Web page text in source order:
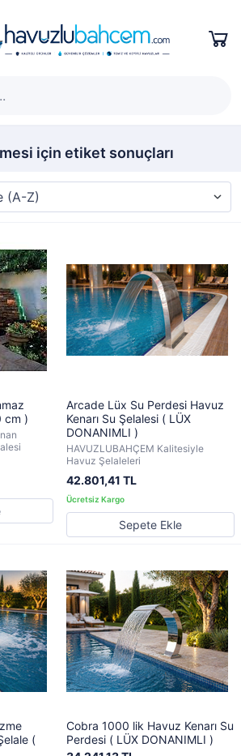
için etiket sonuçları
cm )
Arcade Lüx Su Perdesi Havuz
Kenarı Su Şelalesi ( LÜX
DONANIMLI )
HAVUZLUBAHÇEM Kalitesiyle
Havuz Şelaleleri
42.801,41 TL
Sepete Ekle
(
Cobra 1000 lik Havuz Kenarı Su
Perdesi ( LÜX DONANIMLI )